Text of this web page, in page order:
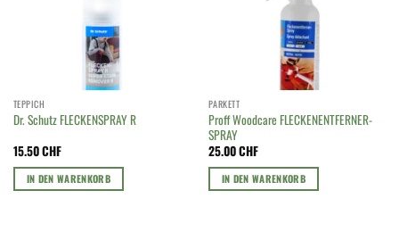
TEPPICH
Dr. Schutz FLECKENSPRAY R
15.50CHF
IN DEN WARENKORB
PARKETT
Proff Woodcare FLECKENENTFERNER-
SPRAY
25.00CHF
IN DEN WARENKORB